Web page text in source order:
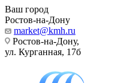
Ваш город
Ростов-на-Дону
market@kmh.ru
Ростов-на-Дону,
ул. Курганная, 17б